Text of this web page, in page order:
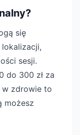
się
sesji.
do 300 zł za
w zdrowie to
możesz